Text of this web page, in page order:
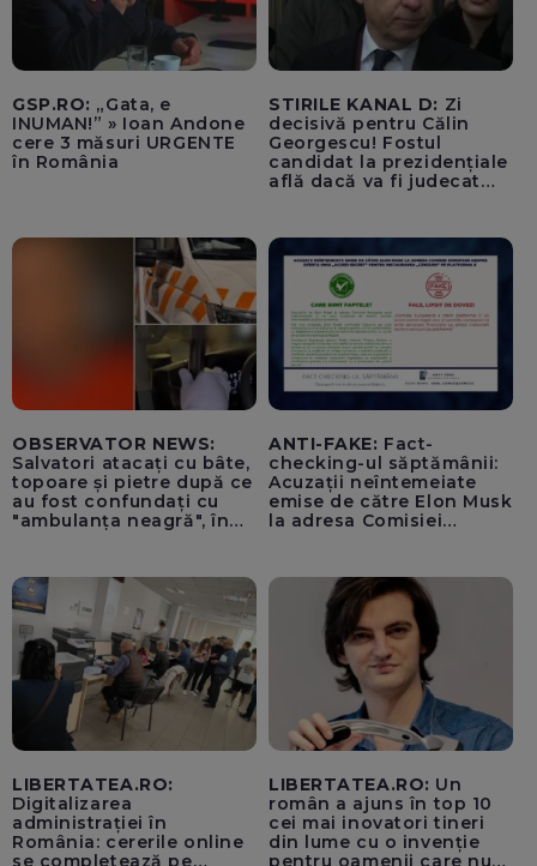
GSP.RO: „Gata, e
INUMAN!” » Ioan Andone
cere 3 măsuri URGENTE
în România
STIRILE KANAL D: Zi
decisivă pentru Călin
Georgescu! Fostul
candidat la prezidențiale
află dacă va fi judecat
OBSERVATOR NEWS:
Salvatori atacați cu bâte,
topoare și pietre după ce
au fost confundați cu
"ambulanța neagră", în
ANTI-FAKE: Fact-
checking-ul săptămânii:
Acuzații neîntemeiate
emise de către Elon Musk
la adresa Comisiei
pentru instaurarea
„cenzurii” pe platforma X
LIBERTATEA.RO:
Digitalizarea
administrației în
România: cererile online
se completează pe
LIBERTATEA.RO: Un
român a ajuns în top 10
cei mai inovatori tineri
din lume cu o invenție
pentru oamenii care nu